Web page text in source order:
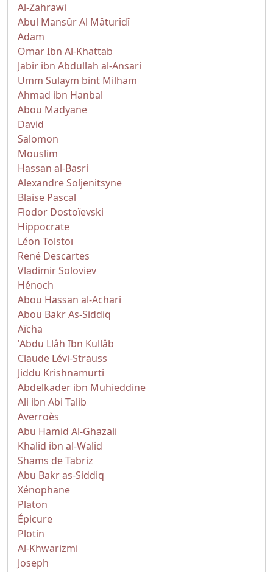
Al-Zahrawi
Abul Mansûr Al Mâturîdî
Adam
Omar Ibn Al-Khattab
Jabir ibn Abdullah al-Ansari
Umm Sulaym bint Milham
Ahmad ibn Hanbal
Abou Madyane
David
Salomon
Mouslim
Hassan al-Basri
Alexandre Soljenitsyne
Blaise Pascal
Fiodor Dostoïevski
Hippocrate
Léon Tolstoï
René Descartes
Vladimir Soloviev
Hénoch
Abou Hassan al-Achari
Abou Bakr As-Siddiq
Aïcha
'Abdu Llâh Ibn Kullâb
Claude Lévi-Strauss
Jiddu Krishnamurti
Abdelkader ibn Muhieddine
Ali ibn Abi Talib
Averroès
Abu Hamid Al-Ghazali
Khalid ibn al-Walid
Shams de Tabriz
Abu Bakr as-Siddiq
Xénophane
Platon
Épicure
Plotin
Al-Khwarizmi
Joseph